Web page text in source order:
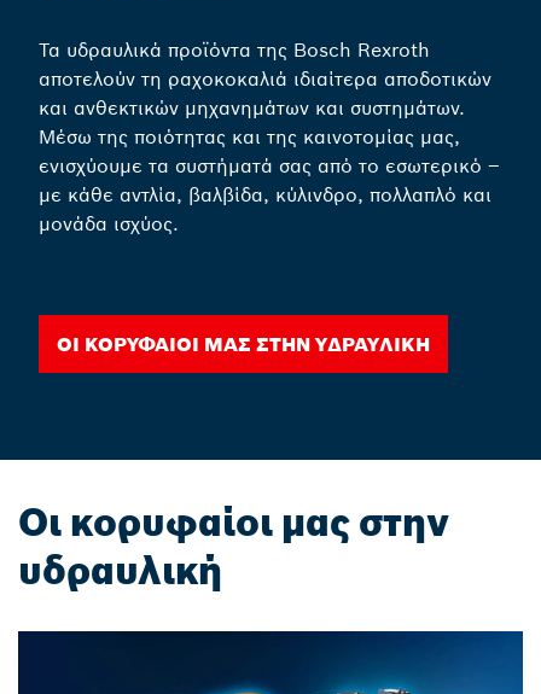
Τα υδραυλικά προϊόντα της Bosch Rexroth
αποτελούν τη ραχοκοκαλιά ιδιαίτερα αποδοτικών
και ανθεκτικών μηχανημάτων και συστημάτων.
Μέσω της ποιότητας και της καινοτομίας μας,
ενισχύουμε τα συστήματά σας από το εσωτερικό –
με κάθε αντλία, βαλβίδα, κύλινδρο, πολλαπλό και
μονάδα ισχύος.
Οι κορυφαίοι μας στην υδραυλική
Οι κορυφαίοι μας στην
υδραυλική